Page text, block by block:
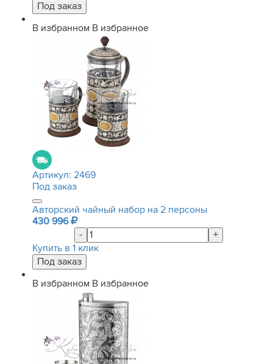
В избранном В избранное
Артикул: 2469
Под заказ
Авторский чайный набор на 2 персоны
430 996
-
+
Купить в 1 клик
В избранном В избранное